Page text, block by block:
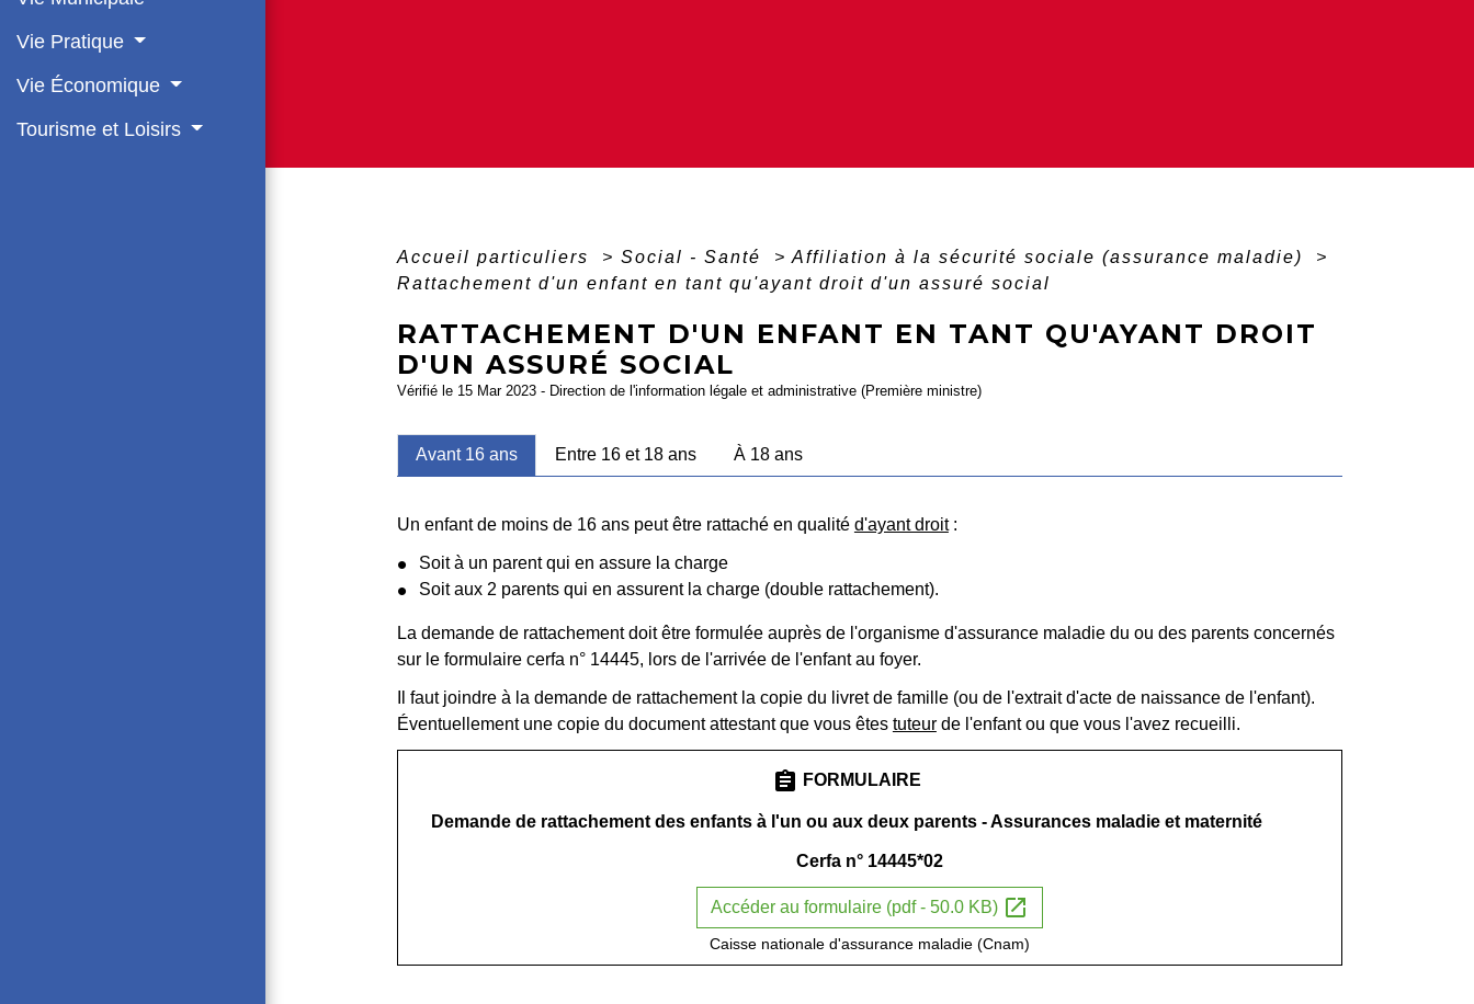
Vie Pratique
Vie Économique
Tourisme et Loisirs
Accueil particuliers > Social - Santé > Affiliation à la sécurité sociale (assurance maladie)
>
Rattachement d'un enfant en tant qu'ayant droit d'un assuré social
RATTACHEMENT D'UN ENFANT EN TANT QU'AYANT DROIT
D'UN ASSURÉ SOCIAL
Vérifié le 15 Mar 2023 - Direction de l'information légale et administrative (Première ministre)
Avant 16 ans Entre 16 et 18 ans À 18 ans
Un enfant de moins de 16 ans peut être rattaché en qualité d'ayant droit:
Soit à un parent qui en assure la charge
Soit aux 2 parents qui en assurent la charge (double rattachement).
La demande de rattachement doit être formulée auprès de l'organisme d'assurance maladie du ou des parents concernés
sur le formulaire cerfa n° 14445, lors de l'arrivée de l'enfant au foyer.
Il faut joindre à la demande de rattachement la copie du livret de famille (ou de l'extrait d'acte de naissance de l'enfant).
Éventuellement une copie du document attestant que vous êtes tuteurde l'enfant ou que vous l'avez recueilli.
assignment FORMULAIRE
Demande de rattachement des enfants à l'un ou aux deux parents - Assurances maladie et maternité
Cerfa n° 14445*02
Accéder au formulaire (pdf - 50.0 KB) open_in_new
Caisse nationale d'assurance maladie (Cnam)